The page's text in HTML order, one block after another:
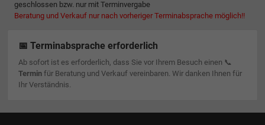
geschlossen bzw. nur mit Terminvergabe
Beratung und Verkauf nur nach vorheriger Terminabsprache möglich!!
📅 Terminabsprache erforderlich
Ab sofort ist es erforderlich, dass Sie vor Ihrem Besuch einen 📞
Terminfür Beratung und Verkauf vereinbaren. Wir danken Ihnen für
Ihr Verständnis.